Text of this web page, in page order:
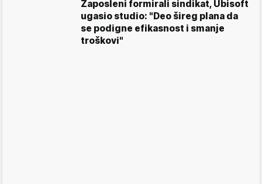
Zaposleni formirali sindikat, Ubisoft
ugasio studio: "Deo šireg plana da
se podigne efikasnost i smanje
troškovi"